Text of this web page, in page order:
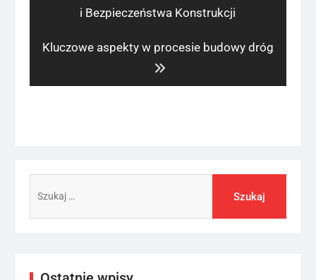
post:i Bezpieczeństwa Konstrukcji
Next
Kluczowe aspekty w procesie budowy dróg